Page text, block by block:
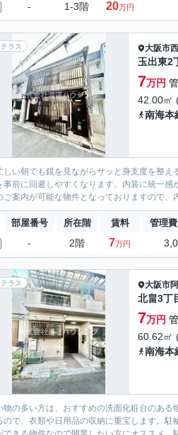
- 1-3階 20万円
テラス 大阪市
玉出東2
7万円
42.00㎡
南海本
しい朝でも鏡を見ながらサッと身支度を整
事前に回避しやすくなります。内装に統一
ご案内が可能な物件となっておりますので
部屋番号 所在階 賃料 管理
- 2階 7万円
テラス 大阪市
北畠3丁
7万円
60.62㎡
南海本
物の多い方は、おすすめの洗面化粧台のあ
ので、衣類や日用品の収納に重宝します。